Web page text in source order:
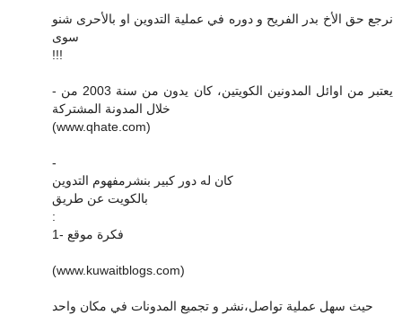
نرجع حق الأخ بدر الفريح و دوره في عملية التدوين او بالأحرى شنو
سوى
!!!
- يعتبر من اوائل المدونين الكويتين، كان يدون من سنة 2003 من
خلال المدونة المشتركة
(www.qhate.com)
-
كان له دور كبير بنشرمفهوم التدوين
بالكويت عن طريق
:
1- فكرة موقع
(www.kuwaitblogs.com)
حيث سهل عملية تواصل،نشر و تجميع المدونات في مكان واحد